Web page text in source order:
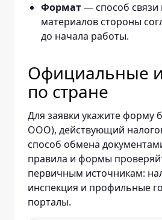
Формат — способ связи
материалов стороны
до начала работы.
Официальные
по стране
Для заявки укажите форму
ООО), действующий
способ обмена
правила и формы
первичным источникам:
инспекция и профильные
порталы.